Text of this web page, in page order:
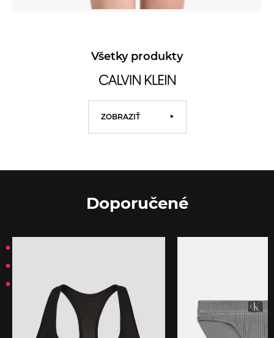
Všetky produkty
ZOBRAZIŤ
Doporučené